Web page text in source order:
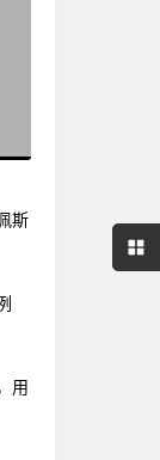
斯
用